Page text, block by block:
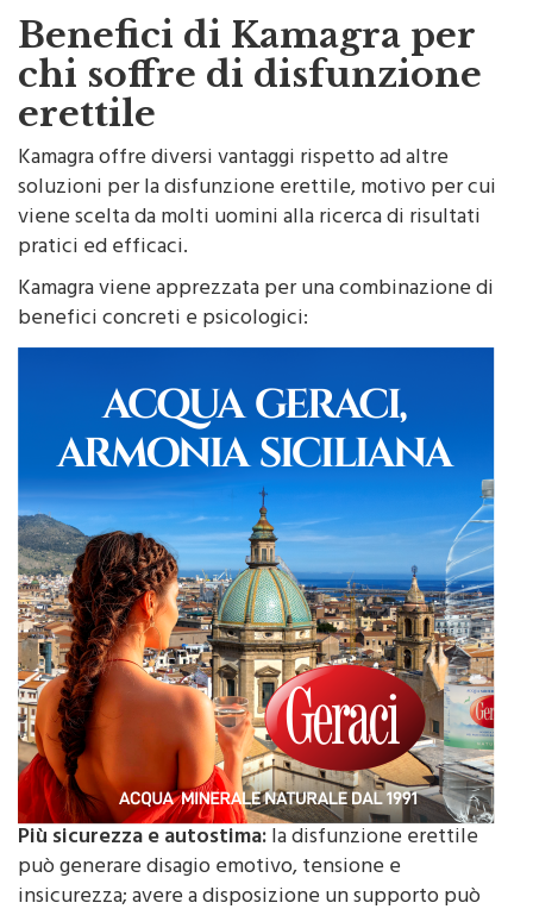
Benefici di Kamagra per
chi soffre di disfunzione
erettile
Kamagra offre diversi vantaggi rispetto ad altre
soluzioni per la disfunzione erettile, motivo per cui
viene scelta da molti uomini alla ricerca di risultati
pratici ed efficaci.
Kamagra viene apprezzata per una combinazione di
benefici concreti e psicologici:
Più sicurezza e autostima:la disfunzione erettile
può generare disagio emotivo, tensione e
insicurezza; avere a disposizione un supporto può